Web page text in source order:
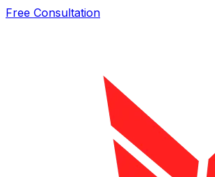
Free Consultation